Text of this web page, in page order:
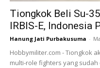
Tiongkok Beli Su-
IRBIS-E, Indonesia
Hanung Jati Purbakusuma -
Hobbymiliter.com - Tiongkok
multi-role fighters yang